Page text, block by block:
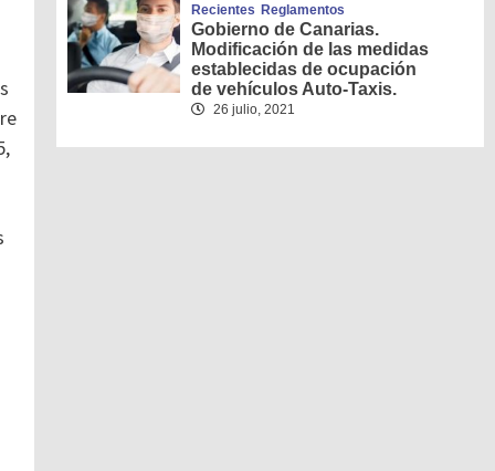
Recientes Reglamentos
Gobierno de Canarias.
Modificación de las medidas
establecidas de ocupación
de vehículos Auto-Taxis.
26 julio, 2021